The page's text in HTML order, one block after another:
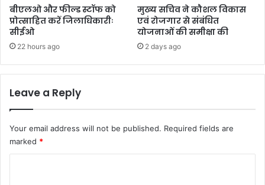
बीएलओ और फील्ड स्टॉफ को
प्रोत्साहित करें जिलाधिकारीः
सीईओ
22 hours ago
मुख्य सचिव ने कौशल विकास
एवं रोजगार से संबंधित
योजनाओं की समीक्षा की
2 days ago
Leave a Reply
Your email address will not be published. Required fields are
marked *